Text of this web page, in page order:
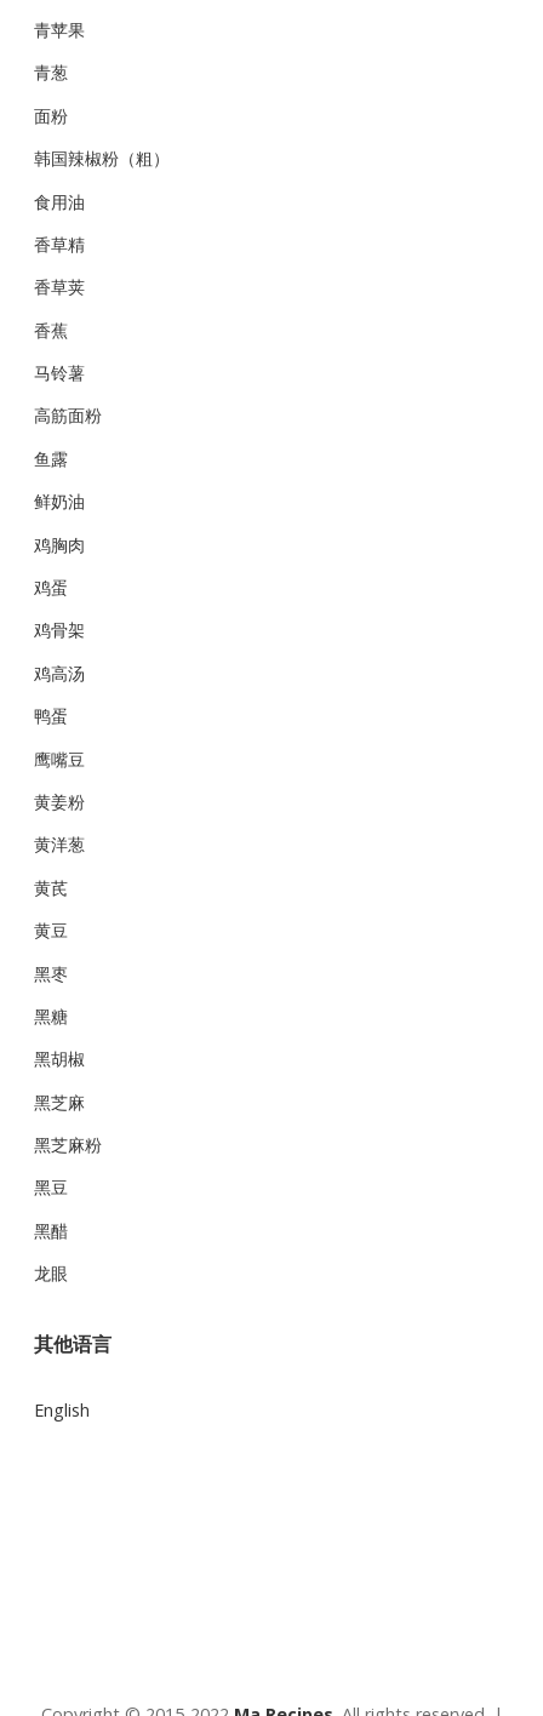
青苹果
青葱
面粉
韩国辣椒粉（粗）
食用油
香草精
香草荚
香蕉
马铃薯
高筋面粉
鱼露
鲜奶油
鸡胸肉
鸡蛋
鸡骨架
鸡高汤
鸭蛋
鹰嘴豆
黄姜粉
黄洋葱
黄芪
黄豆
黑枣
黑糖
黑胡椒
黑芝麻
黑芝麻粉
黑豆
黑醋
龙眼
其他语言
English